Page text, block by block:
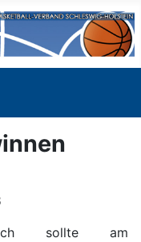
sollte am